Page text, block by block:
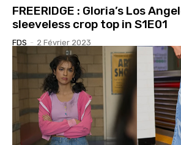
FREERIDGE : Gloria’s Los
sleeveless crop top in S1E01
FDS - 2 Février 2023